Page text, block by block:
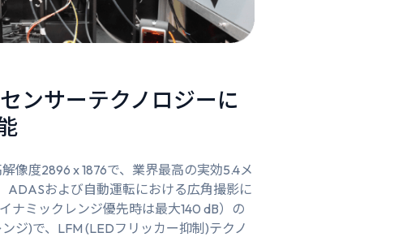
ンサーテクノロジーに
像度2896 x 1876で、業界最高の実効5.4メ
ADASおよび自動運転における広角撮影に
ナミックレンジ優先時は最大140 dB）の
ジ)で、LFM (LEDフリッカー抑制)テクノ